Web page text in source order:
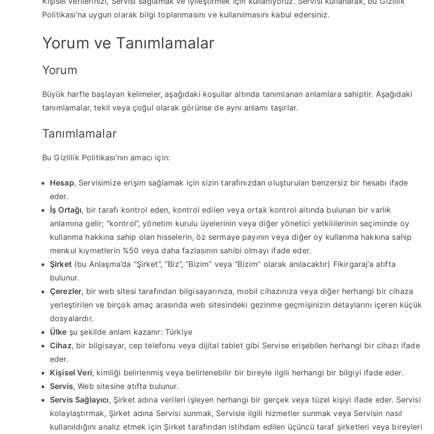
Politikası’na uygun olarak bilgi toplanmasını ve kullanılmasını kabul edersiniz.
Yorum ve Tanımlamalar
Yorum
Büyük harfle başlayan kelimeler, aşağıdaki koşullar altında tanımlanan anlamlara sahiptir. Aşağıdaki
tanımlamalar, tekil veya çoğul olarak görünse de aynı anlamı taşırlar.
Tanımlamalar
Bu Gizlilik Politikası’nın amacı için:
Hesap, Servisimize erişim sağlamak için sizin tarafınızdan oluşturulan benzersiz bir hesabı ifade
eder.
İş Ortağı, bir tarafı kontrol eden, kontrol edilen veya ortak kontrol altında bulunan bir varlık
anlamına gelir; “kontrol”, yönetim kurulu üyelerinin veya diğer yönetici yetkililerinin seçiminde oy
kullanma hakkına sahip olan hisselerin, öz sermaye payının veya diğer oy kullanma hakkına sahip
menkul kıymetlerin %50 veya daha fazlasının sahibi olmayı ifade eder.
Şirket(bu Anlaşma’da “Şirket”, “Biz”, “Bizim” veya “Bizim” olarak anılacaktır) Fikirgaraj’a atıfta
bulunur.
Çerezler, bir web sitesi tarafından bilgisayarınıza, mobil cihazınıza veya diğer herhangi bir cihaza
yerleştirilen ve birçok amaç arasında web sitesindeki gezinme geçmişinizin detaylarını içeren küçük
dosyalardır.
Ülke şu şekilde anlam kazanır: Türkiye
Cihaz, bir bilgisayar, cep telefonu veya dijital tablet gibi Servise erişebilen herhangi bir cihazı ifade
eder.
Kişisel Veri, kimliği belirlenmiş veya belirlenebilir bir bireyle ilgili herhangi bir bilgiyi ifade eder.
Servis, Web sitesine atıfta bulunur.
Servis Sağlayıcı, Şirket adına verileri işleyen herhangi bir gerçek veya tüzel kişiyi ifade eder. Servisi
kolaylaştırmak, Şirket adına Servisi sunmak, Servisle ilgili hizmetler sunmak veya Servisin nasıl
kullanıldığını analiz etmek için Şirket tarafından istihdam edilen üçüncü taraf şirketleri veya bireyleri